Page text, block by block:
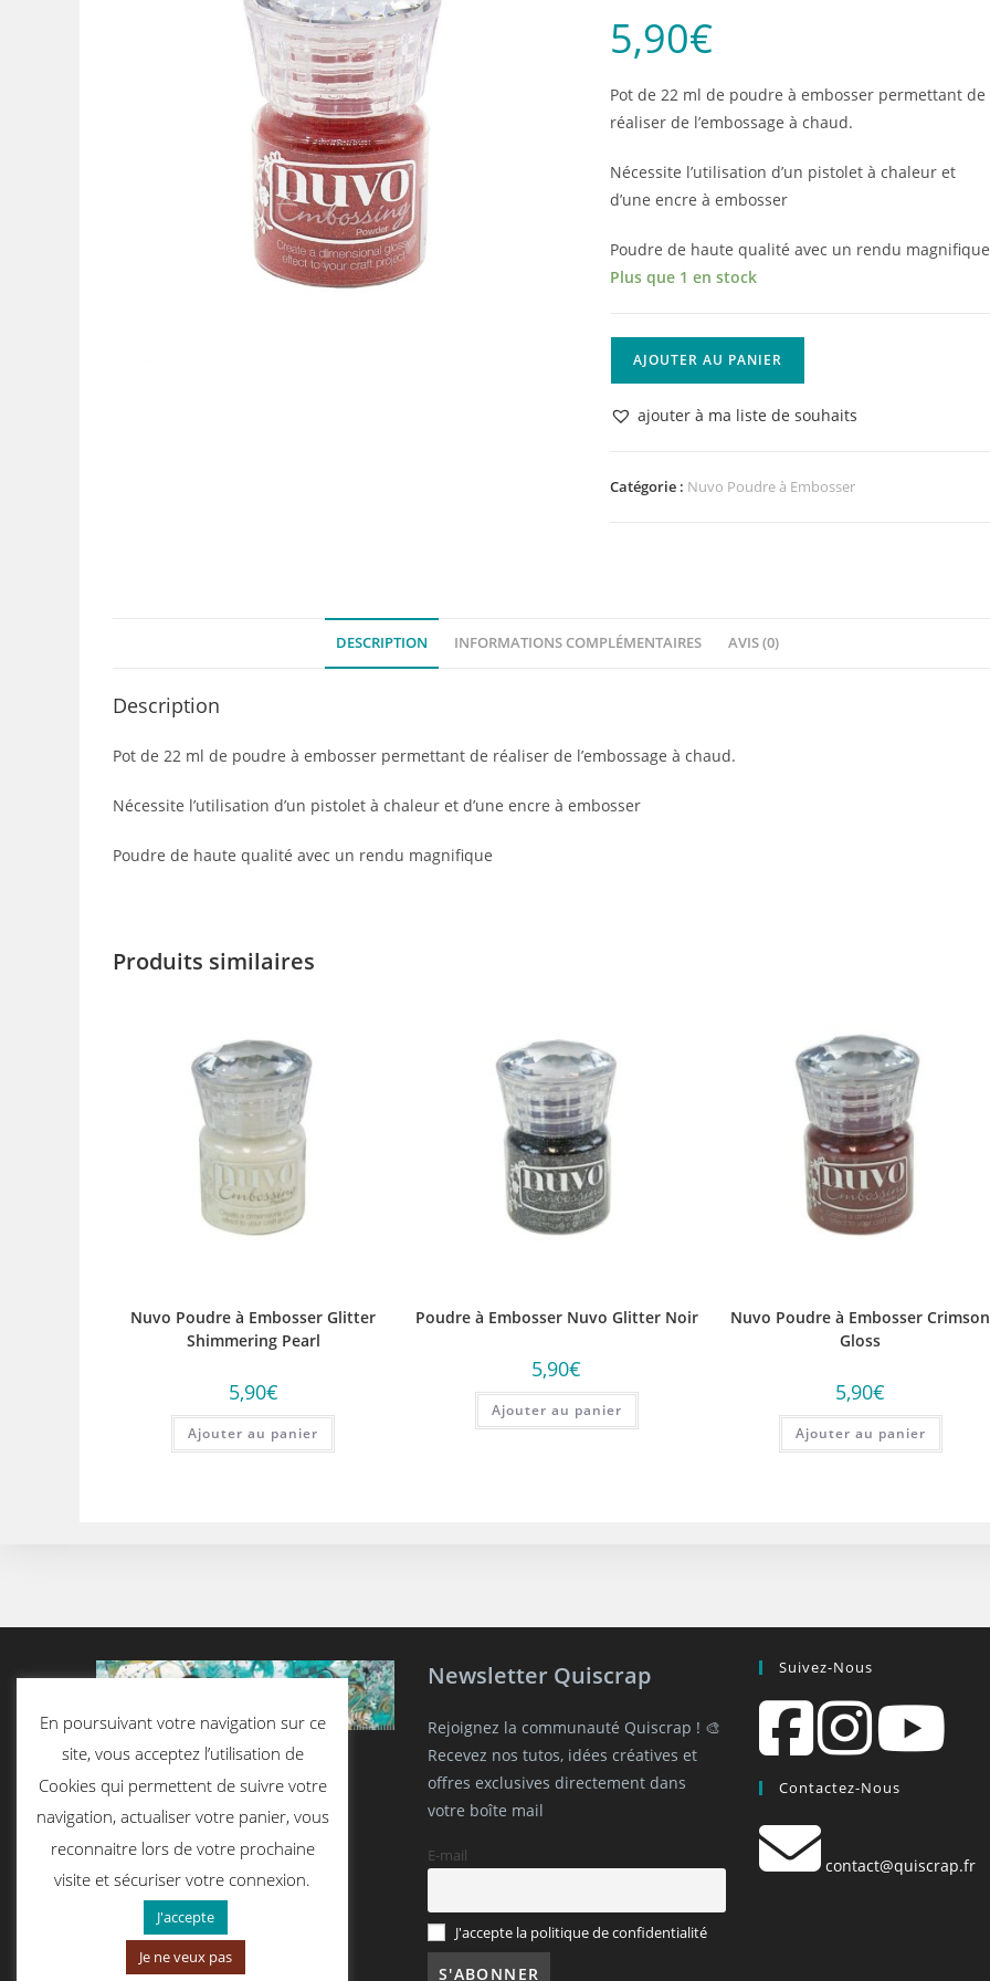
5,90€
Pot de 22 ml de poudre à embosser permettant de
réaliser de l’embossage à chaud.
Nécessite l’utilisation d’un pistolet à chaleur et
d’une encre à embosser
Poudre de haute qualité avec un rendu magnifique
Plus que 1 en stock
Poudre
Nuvo
AJOUTER AU PANIER
ajouter à ma liste de souhaits
Catégorie : Nuvo Poudre à Embosser
DESCRIPTION INFORMATIONS COMPLÉMENTAIRES AVIS (0)
Description
Pot de 22 ml de poudre à embosser permettant de réaliser de l’embossage à chaud.
Nécessite l’utilisation d’un pistolet à chaleur et d’une encre à embosser
Poudre de haute qualité avec un rendu magnifique
Produits similaires
Nuvo Poudre à Embosser Glitter
Shimmering Pearl
5,90€
Ajouter au panier
Poudre à Embosser Nuvo Glitter Noir
5,90€
Ajouter au panier
Nuvo Poudre à Embosser Crimson
Gloss
5,90€
Ajouter au panier
Newsletter Quiscrap
Rejoignez la communauté Quiscrap ! 🎨
Recevez nos tutos, idées créatives et
offres exclusives directement dans
votre boîte mail
E-mail
J'accepte la politique de confidentialité
Suivez-Nous
Contactez-Nous
contact@quiscrap.fr
En poursuivant votre navigation sur ce
site, vous acceptez l’utilisation de
Cookies qui permettent de suivre votre
navigation, actualiser votre panier, vous
reconnaitre lors de votre prochaine
visite et sécuriser votre connexion.
J'accepte
Je ne veux pas